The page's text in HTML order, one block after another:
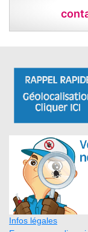
Infos légales